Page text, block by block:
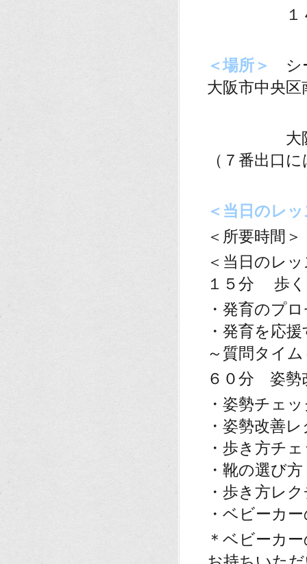
１４：
＜場所＞ シ
大阪市中央
大阪メト
（７番出口
＜当日のレ
＜所要時間
＜当日のレ
１５分 歩く
・発育のプ
・発育を応
～質問タイム
６０分 姿勢
・姿勢チェ
・姿勢改善
・歩き方チ
・靴の選び
・歩き方レ
・ベビーカ
＊ベビーカ